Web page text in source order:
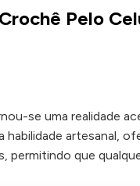
Pelo
se uma realidade
habilidade artesanal,
permitindo que